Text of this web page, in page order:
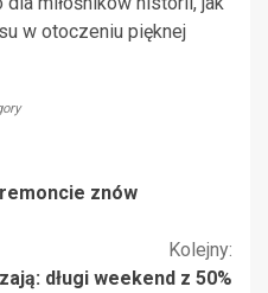
w otoczeniu pięknej
znów
Kolejny:
długi weekend z 50%